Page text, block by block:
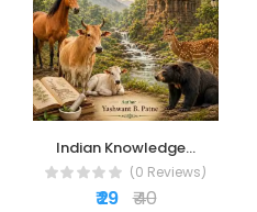
Indian Knowledge...
(0 Reviews)
₹ 29 ₹ 40